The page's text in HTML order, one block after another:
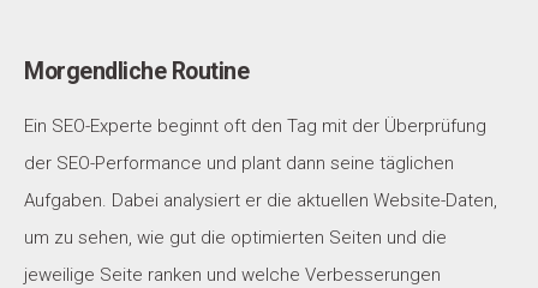
Morgendliche Routine
Ein SEO-Experte beginnt oft den Tag mit der Überprüfung
der SEO-Performance und plant dann seine täglichen
Aufgaben. Dabei analysiert er die aktuellen Website-Daten,
um zu sehen, wie gut die optimierten Seiten und die
jeweilige Seite ranken und welche Verbesserungen